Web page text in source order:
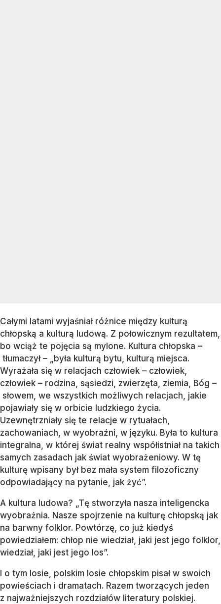
Całymi latami wyjaśniał różnice między kulturą
chłopską a kulturą ludową. Z połowicznym rezultatem,
bo wciąż te pojęcia są mylone. Kultura chłopska –
tłumaczył – „była kulturą bytu, kulturą miejsca.
Wyrażała się w relacjach człowiek – człowiek,
człowiek – rodzina, sąsiedzi, zwierzęta, ziemia, Bóg –
słowem, we wszystkich możliwych relacjach, jakie
pojawiały się w orbicie ludzkiego życia.
Uzewnętrzniały się te relacje w rytuałach,
zachowaniach, w wyobraźni, w języku. Była to kultura
integralna, w której świat realny współistniał na takich
samych zasadach jak świat wyobrażeniowy. W tę
kulturę wpisany był bez mała system filozoficzny
odpowiadający na pytanie, jak żyć”.
A kultura ludowa? „Tę stworzyła nasza inteligencka
wyobraźnia. Nasze spojrzenie na kulturę chłopską jak
na barwny folklor. Powtórzę, co już kiedyś
powiedziałem: chłop nie wiedział, jaki jest jego folklor,
wiedział, jaki jest jego los”.
I o tym losie, polskim losie chłopskim pisał w swoich
powieściach i dramatach. Razem tworzących jeden
z najważniejszych rozdziałów literatury polskiej.